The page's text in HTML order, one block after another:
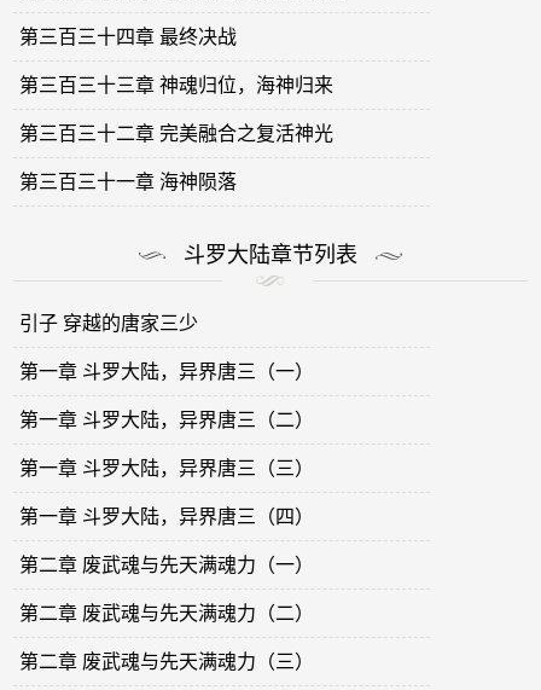
第三百三十四章 最终决战
第三百三十三章 神魂归位，海神归来
第三百三十二章 完美融合之复活神光
第三百三十一章 海神陨落
斗罗大陆章节列表
引子 穿越的唐家三少
第一章 斗罗大陆，异界唐三（一）
第一章 斗罗大陆，异界唐三（二）
第一章 斗罗大陆，异界唐三（三）
第一章 斗罗大陆，异界唐三（四）
第二章 废武魂与先天满魂力（一）
第二章 废武魂与先天满魂力（二）
第二章 废武魂与先天满魂力（三）